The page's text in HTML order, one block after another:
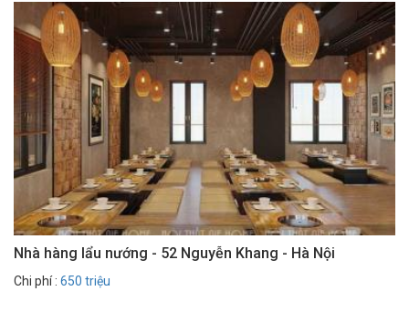
Nhà hàng lẩu nướng - 52 Nguyễn Khang - Hà Nội
Chi phí : 650 triệu